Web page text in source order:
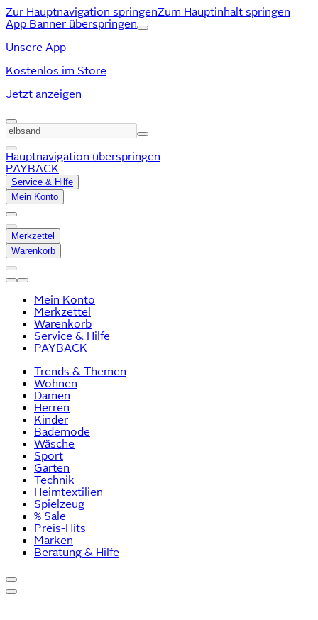
Zur Hauptnavigation springenZum Hauptinhalt springen
App Banner überspringen
Unsere App
Kostenlos im Store
Jetzt anzeigen
Hauptnavigation überspringen
PAYBACK
Service & Hilfe
Mein Konto
Merkzettel
Warenkorb
Mein Konto
Merkzettel
Warenkorb
Service & Hilfe
PAYBACK
Trends & Themen
Wohnen
Damen
Herren
Kinder
Bademode
Wäsche
Sport
Garten
Technik
Heimtextilien
Spielzeug
% Sale
Preis-Hits
Marken
Beratung & Hilfe